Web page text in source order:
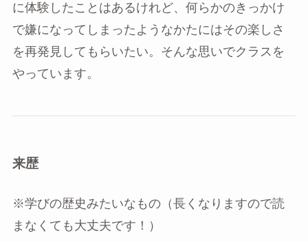
に体験したことはあるけれど、何らかのきっかけ
で嫌になってしまったようなかたにはその楽しさ
を再発見してもらいたい。そんな思いでクラスを
やっています。
来歴
※学びの歴史みたいなもの（長くなりますので読
まなくても大丈夫です！）